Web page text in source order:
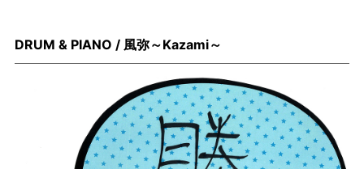
DRUM & PIANO / 風弥～Kazami～